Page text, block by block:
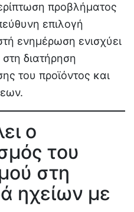
προβλήματος
επιλογή
ενημέρωση ενισχύει
διατήρηση
του προϊόντος και
ο
του
στη
ηχείων με